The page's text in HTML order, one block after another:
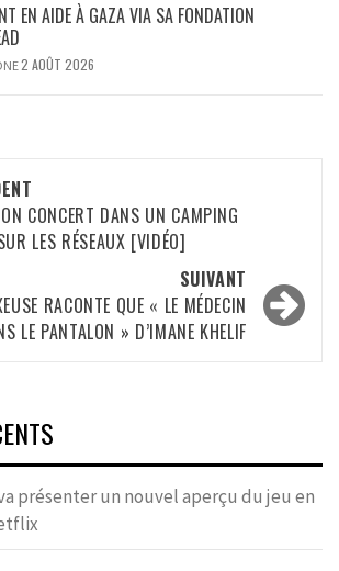
EN AIDE À GAZA VIA SA FONDATION
2 AOÛT 2026
CONCERT DANS UN CAMPING
LES RÉSEAUX [VIDÉO]
SUIVANT
RACONTE QUE « LE MÉDECIN
LE PANTALON » D’IMANE KHELIF
présenter un nouvel aperçu du jeu en